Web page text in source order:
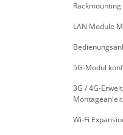
LAN Module
5G-Modul
3G / 4G-
Wi-Fi